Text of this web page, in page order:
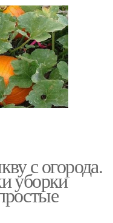
с огорода.
уборки